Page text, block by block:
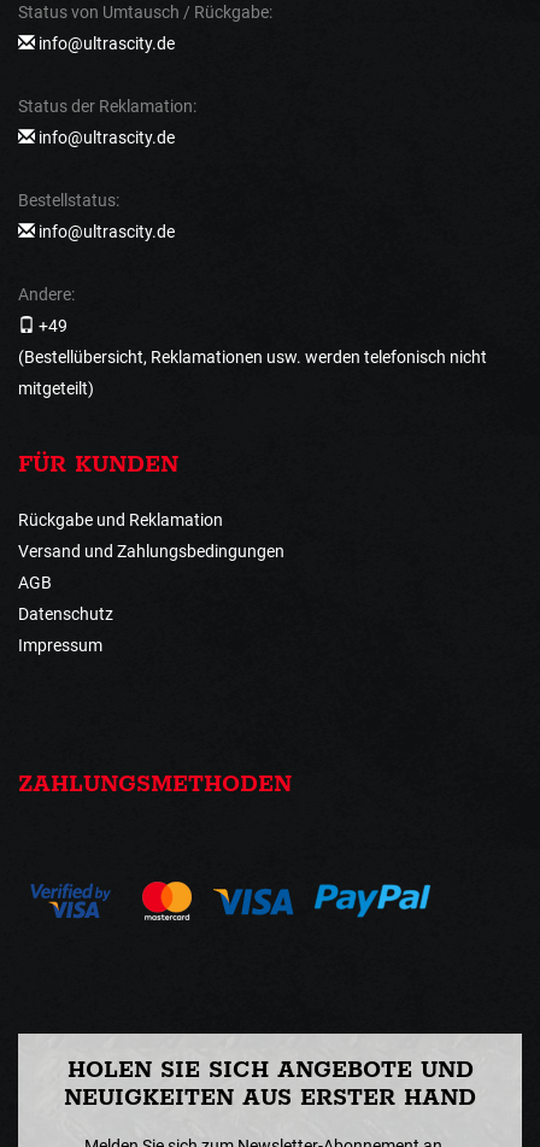
Status von Umtausch / Rückgabe:
info@ultrascity.de
Status der Reklamation:
info@ultrascity.de
Bestellstatus:
info@ultrascity.de
Andere:
+49
(Bestellübersicht, Reklamationen usw. werden telefonisch nicht
mitgeteilt)
FÜR KUNDEN
Rückgabe und Reklamation
Versand und Zahlungsbedingungen
AGB
Datenschutz
Impressum
ZAHLUNGSMETHODEN
HOLEN SIE SICH ANGEBOTE UND
NEUIGKEITEN AUS ERSTER HAND